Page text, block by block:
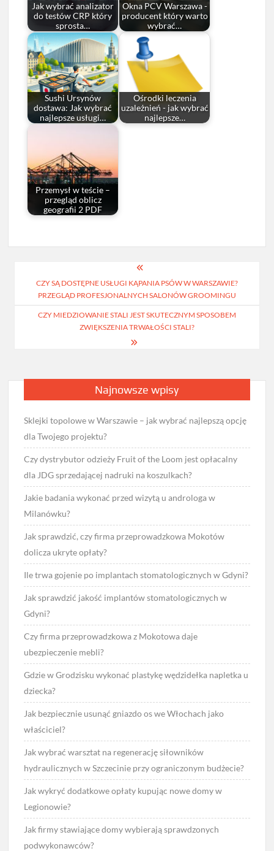
Jak wybrać analizator
do testów CRP który
sprosta…
Okna PCV Warszawa -
producent który warto
wybrać…
Sushi Ursynów
dostawa: Jak wybrać
najlepsze usługi…
Ośrodki leczenia
uzależnień - jak wybrać
najlepsze…
Przemysł w teście –
przegląd oblicz
geografii 2 PDF
wpisuCZY SĄ DOSTĘPNE USŁUGI KĄPANIA PSÓW W WARSZAWIE?
PRZEGLĄD PROFESJONALNYCH SALONÓW GROOMINGU
CZY MIEDZIOWANIE STALI JEST SKUTECZNYM SPOSOBEM
ZWIĘKSZENIA TRWAŁOŚCI STALI?
Najnowsze wpisy
Sklejki topolowe w Warszawie – jak wybrać najlepszą opcję
dla Twojego projektu?
Czy dystrybutor odzieży Fruit of the Loom jest opłacalny
dla JDG sprzedającej nadruki na koszulkach?
Jakie badania wykonać przed wizytą u androloga w
Milanówku?
Jak sprawdzić, czy firma przeprowadzkowa Mokotów
dolicza ukryte opłaty?
Ile trwa gojenie po implantach stomatologicznych w Gdyni?
Jak sprawdzić jakość implantów stomatologicznych w
Gdyni?
Czy firma przeprowadzkowa z Mokotowa daje
ubezpieczenie mebli?
Gdzie w Grodzisku wykonać plastykę wędzidełka napletka u
dziecka?
Jak bezpiecznie usunąć gniazdo os we Włochach jako
właściciel?
Jak wybrać warsztat na regenerację siłowników
hydraulicznych w Szczecinie przy ograniczonym budżecie?
Jak wykryć dodatkowe opłaty kupując nowe domy w
Legionowie?
Jak firmy stawiające domy wybierają sprawdzonych
podwykonawców?